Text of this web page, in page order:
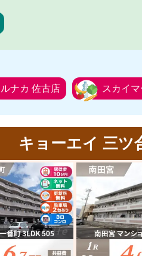
ナカ 佐古店 スカイ
キョーエイ 三ツ